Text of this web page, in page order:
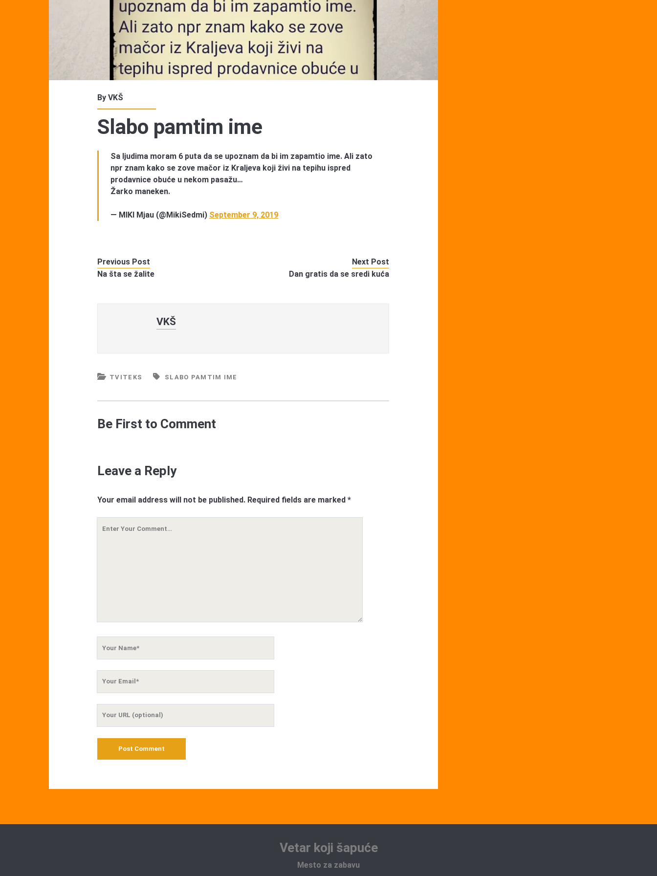
ByVKŠ
Slabo pamtim ime
Sa ljudima moram 6 puta da se upoznam da bi im zapamtio ime. Ali zato
npr znam kako se zove mačor iz Kraljeva koji živi na tepihu ispred
prodavnice obuće u nekom pasažu…
Žarko maneken.
— MIKI Mjau (@MikiSedmi) September 9, 2019
Previous Post
Na šta se žalite
Next Post
Dan gratis da se sredi kuća
VKŠ
TVITEKS SLABO PAMTIM IME
Be First to Comment
Leave a Reply
Your email address will not be published. Required fields are marked*
Vetar koji šapuće
Mesto za zabavu